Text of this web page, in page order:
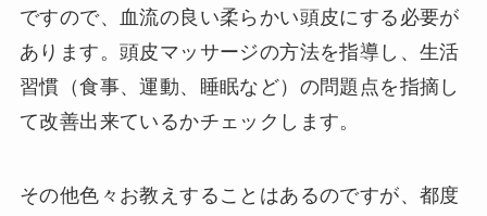
ですので、血流の良い柔らかい頭皮にする必要が
あります。頭皮マッサージの方法を指導し、生活
習慣（食事、運動、睡眠など）の問題点を指摘し
て改善出来ているかチェックします。
その他色々お教えすることはあるのですが、都度